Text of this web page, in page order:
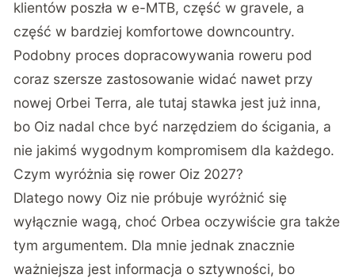
klientów poszła w e-MTB, część w gravele, a
część w bardziej komfortowe downcountry.
Podobny proces dopracowywania roweru pod
coraz szersze zastosowanie widać nawet przy
nowej Orbei Terra, ale tutaj stawka jest już inna,
bo Oiz nadal chce być narzędziem do ścigania, a
nie jakimś wygodnym kompromisem dla każdego.
Czym wyróżnia się rower Oiz 2027?
Dlatego nowy Oiz nie próbuje wyróżnić się
wyłącznie wagą, choć Orbea oczywiście gra także
tym argumentem. Dla mnie jednak znacznie
ważniejsza jest informacja o sztywności, bo